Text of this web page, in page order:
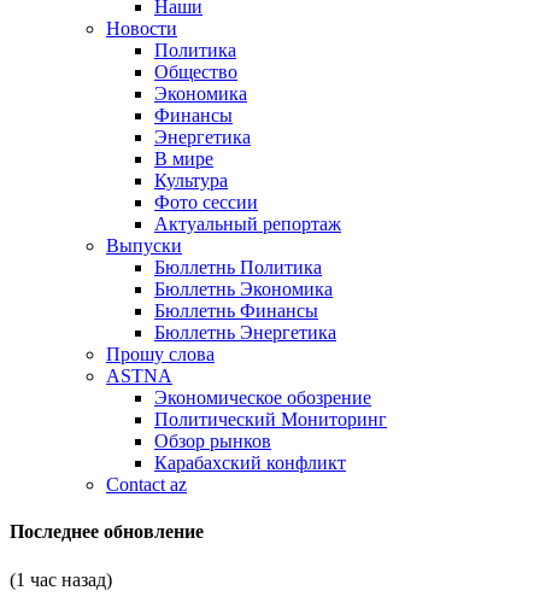
Наши
Новости
Политика
Общество
Экономика
Финансы
Энергетика
В мире
Культура
Фото сессии
Актуальный репортаж
Выпуски
Бюллетнь Политика
Бюллетнь Экономика
Бюллетнь Финансы
Бюллетнь Энергетика
Прошу слова
ASTNA
Экономическое обозрение
Политический Мониторинг
Обзор рынков
Карабахский конфликт
Contact az
Последнее обновление
(1 час назад)